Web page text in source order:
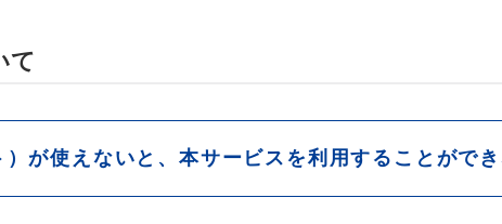
て
が使えないと、本サービスを利用することがで